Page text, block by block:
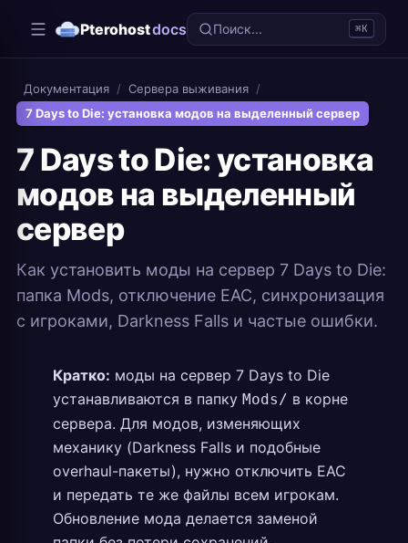
Pterohostdocs Поиск... ⌘K
Документация / Сервера выживания /
7 Days to Die: установка модов на выделенный сервер
7 Days to Die: установка
модов на выделенный
сервер
Как установить моды на сервер 7 Days to Die:
папка Mods, отключение EAC, синхронизация
с игроками, Darkness Falls и частые ошибки.
Кратко: моды на сервер 7 Days to Die
устанавливаются в папку Mods/ в корне
сервера. Для модов, изменяющих
механику (Darkness Falls и подобные
overhaul-пакеты), нужно отключить EAC
и передать те же файлы всем игрокам.
Обновление мода делается заменой